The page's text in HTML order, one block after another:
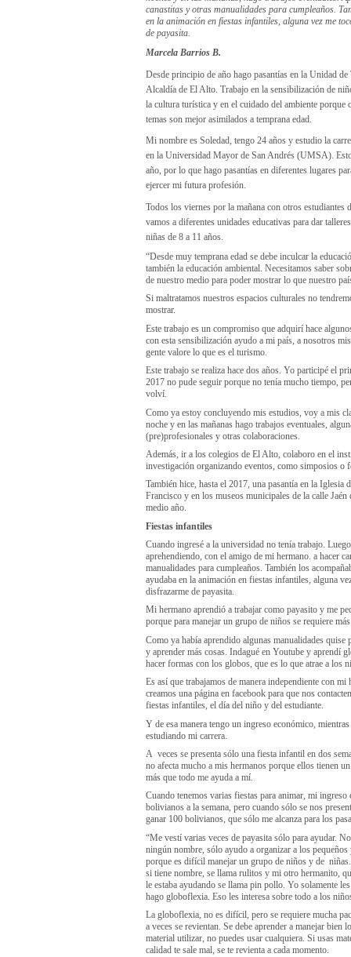
canastitas y otras manualidades para cumpleaños.
en la animación en fiestas infantiles, alguna vez me
de payasita.
Marcela Barrios B.
Desde principio de año hago pasantías en la Unidad
Alcaldía de El Alto. Trabajo en la sensibilización de
la cultura turística y en el cuidado del ambiente porque
temas son mejor asimilados a temprana edad.
Mi nombre es Soledad, tengo 24 años y estudio la
en la Universidad Mayor de San Andrés (UMSA).
año, por lo que hago pasantías en diferentes lugares
ejercer mi futura profesión.
Todos los viernes por la mañana con otros estudiantes
vamos a diferentes unidades educativas para dar
niñas de 8 a 11 años.
“Desde muy temprana edad se debe inculcar la
también la educación ambiental. Necesitamos saber
de nuestro medio para poder mostrar lo que nuestro
Si maltratamos nuestros espacios culturales no
mostrar.
Este trabajo es un compromiso que adquirí hace
con esta sensibilización ayudo a mi país, a nosotros
gente valore lo que es el turismo.
Este trabajo se realiza hace dos años. Yo participé el
2017 no pude seguir porque no tenía mucho tiempo,
volví.
Como ya estoy concluyendo mis estudios, voy a mis
noche y en las mañanas hago trabajos eventuales,
(pre)profesionales y otras colaboraciones.
Además, ir a los colegios de El Alto, colaboro en el
investigación organizando eventos, como simposios o
También hice, hasta el 2017, una pasantía en la Iglesia
Francisco y en los museos municipales de la calle Jaén
medio año.
Fiestas infantiles
Cuando ingresé a la universidad no tenía trabajo.
aprehendiendo, con el amigo de mi hermano. a hacer
manualidades para cumpleaños. También los
ayudaba en la animación en fiestas infantiles, alguna
disfrazarme de payasita.
Mi hermano aprendió a trabajar como payasito y me
porque para manejar un grupo de niños se requiere
Como ya había aprendido algunas manualidades quise
y aprender más cosas. Indagué en Youtube y aprendí
hacer formas con los globos, que es lo que atrae a los
Es así que trabajamos de manera independiente con mi
creamos una página en facebook para que nos
fiestas infantiles, el día del niño y del estudiante.
Y de esa manera tengo un ingreso económico,
estudiando mi carrera.
A veces se presenta sólo una fiesta infantil en dos
no afecta mucho a mis hermanos porque ellos tienen
más que todo me ayuda a mí.
Cuando tenemos varias fiestas para animar, mi ingreso
bolivianos a la semana, pero cuando sólo se nos
ganar 100 bolivianos, que sólo me alcanza para los
“Me vestí varias veces de payasita sólo para ayudar.
ningún nombre, sólo ayudo a organizar a los pequeños
porque es difícil manejar un grupo de niños y de
si tiene nombre, se llama rulitos y mi otro hermanito,
le estaba ayudando se llama pin pollo. Yo solamente
hago globoflexia. Eso les interesa sobre todo a los
La globoflexia, no es difícil, pero se requiere mucha
a veces se revientan. Se debe aprender a manejar bien
material utilizar, no puedes usar cualquiera. Si usas
calidad te sale mal, se te revienta a cada momento.